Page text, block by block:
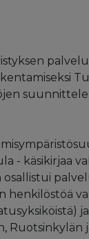
- käsikirjaa
osallistui